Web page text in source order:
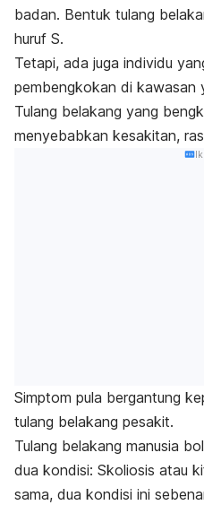
badan. Bentuk tulang
huruf S.
Tetapi, ada juga individu
pembengkokan di kawasan
Tulang belakang yang
menyebabkan kesakitan,
Simptom pula bergantung
tulang belakang pesakit.
Tulang belakang manusia
dua kondisi: Skoliosis atau
sama, dua kondisi ini